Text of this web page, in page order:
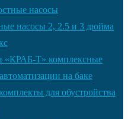
насосы
насосы 2, 2.5 и 3 дюйма
«КРАБ-Т» комплексные
на баке
для обустройства